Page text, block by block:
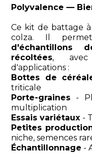
Polyvalence —
Ce kit de battage
colza. Il
d'échantillons
récoltées, avec
d'applications :
Bottes de
triticale
Porte-graines -
multiplication
Essais variétaux -
Petites
niche, semences
Échantillonnage -